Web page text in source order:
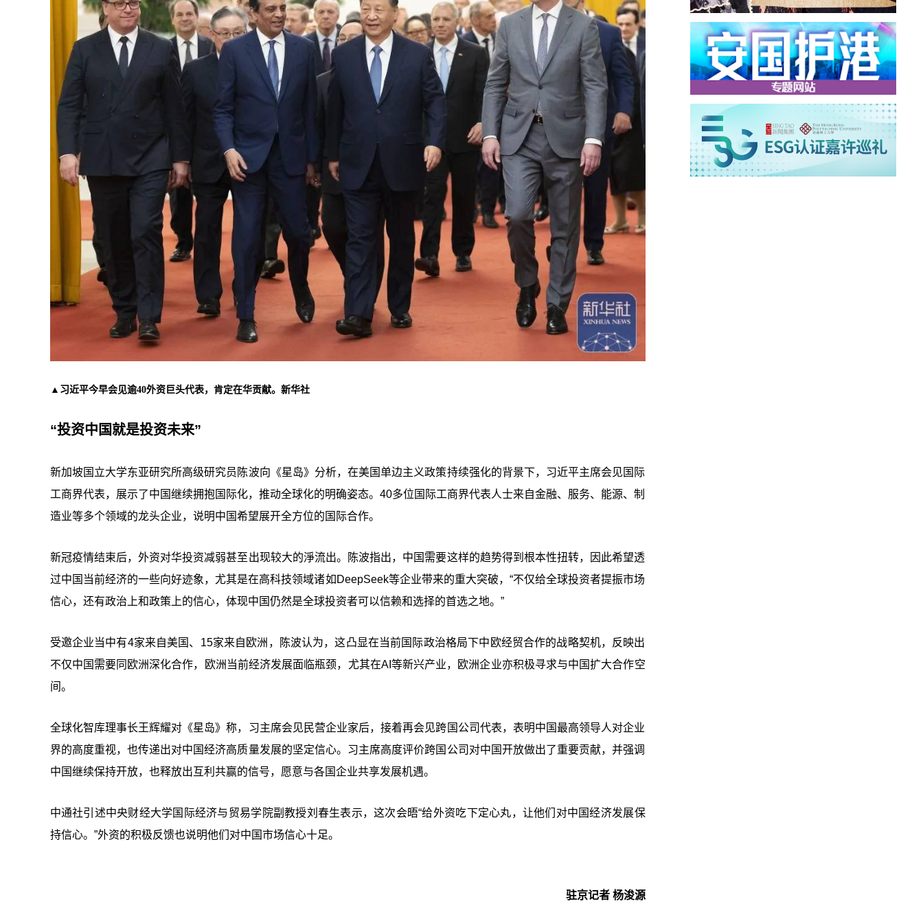
▲习近平今早会见逾40外资巨头代表，肯定在华贡献。新华社
“投资中国就是投资未来”
新加坡国立大学东亚研究所高级研究员陈波向《星岛》分析，在美国单边主义政策持续强化的背景下，习近平主席会见国际
工商界代表，展示了中国继续拥抱国际化，推动全球化的明确姿态。40多位国际工商界代表人士来自金融、服务、能源、制
造业等多个领域的龙头企业，说明中国希望展开全方位的国际合作。
新冠疫情结束后，外资对华投资减弱甚至出现较大的淨流出。陈波指出，中国需要这样的趋势得到根本性扭转，因此希望透
过中国当前经济的一些向好迹象，尤其是在高科技领域诸如DeepSeek等企业带来的重大突破，“不仅给全球投资者提振市场
信心，还有政治上和政策上的信心，体现中国仍然是全球投资者可以信赖和选择的首选之地。”
受邀企业当中有4家来自美国、15家来自欧洲，陈波认为，这凸显在当前国际政治格局下中欧经贸合作的战略契机，反映出
不仅中国需要同欧洲深化合作，欧洲当前经济发展面临瓶颈，尤其在AI等新兴产业，欧洲企业亦积极寻求与中国扩大合作空
间。
全球化智库理事长王辉耀对《星岛》称，习主席会见民营企业家后，接着再会见跨国公司代表，表明中国最高领导人对企业
界的高度重视，也传递出对中国经济高质量发展的坚定信心。习主席高度评价跨国公司对中国开放做出了重要贡献，并强调
中国继续保持开放，也释放出互利共赢的信号，愿意与各国企业共享发展机遇。
中通社引述中央财经大学国际经济与贸易学院副教授刘春生表示，这次会晤“给外资吃下定心丸，让他们对中国经济发展保
持信心。”外资的积极反馈也说明他们对中国市场信心十足。
驻京记者 杨浚源